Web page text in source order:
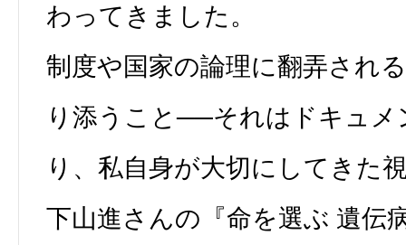
わってきました。
制度や国家の論理に翻弄され
り添うこと──それはドキュ
り、私自身が大切にしてきた
下山進さんの『命を選ぶ 遺伝